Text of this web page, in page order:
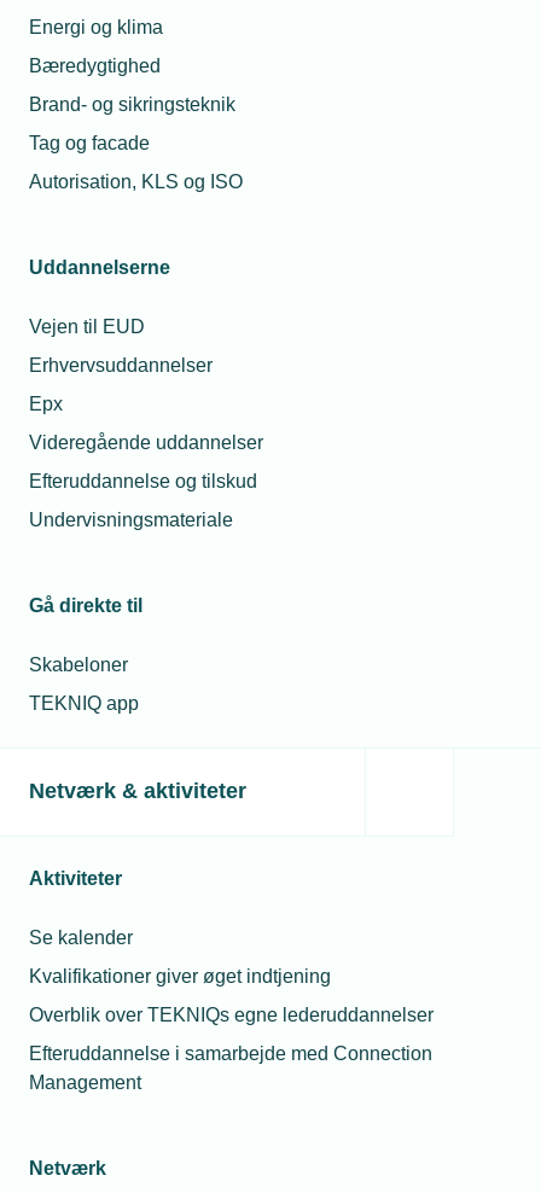
Energi og klima
Bæredygtighed
Brand- og sikringsteknik
Tag og facade
Autorisation, KLS og ISO
Uddannelserne
Vejen til EUD
Erhvervsuddannelser
Epx
Videregående uddannelser
Efteruddannelse og tilskud
Undervisningsmateriale
Gå direkte til
Skabeloner
TEKNIQ app
Netværk & aktiviteter
Aktiviteter
Se kalender
Kvalifikationer giver øget indtjening
Overblik over TEKNIQs egne lederuddannelser
Efteruddannelse i samarbejde med Connection
Management
Netværk